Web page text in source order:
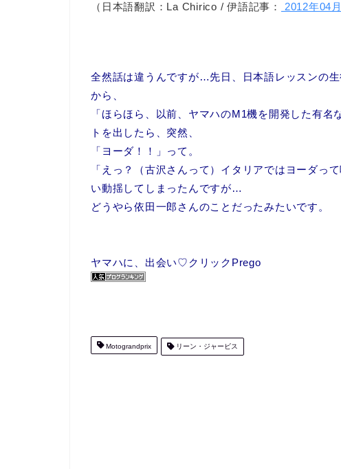
（日本語翻訳：La Chirico / 伊語記事： 2012年04
全然話は違うんですが…先日、日本語レッスンの
から、
「ほらほら、以前、ヤマハのM1機を開発した有
トを出したら、突然、
「ヨーダ！！」って。
「えっ？（古沢さんって）イタリアではヨーダっ
い動揺してしまったんですが…
どうやら依田一郎さんのことだったみたいです。
ヤマハに、出会い♡クリックPrego
Motograndprix リーン・ジャービス